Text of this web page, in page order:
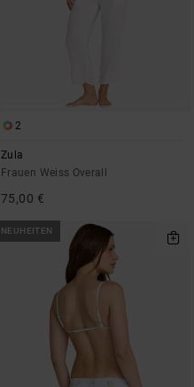
2
Zula
Frauen Weiss Overall
75,00 €
NEUHEITEN